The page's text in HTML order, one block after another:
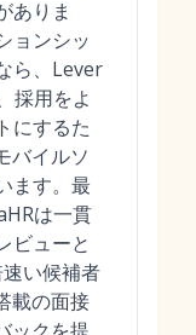
ありま
ョンシッ
ら、Lever
採用をよ
にするた
バイルソ
ます。最
は一貫
ビューと
い候補者
載の面接